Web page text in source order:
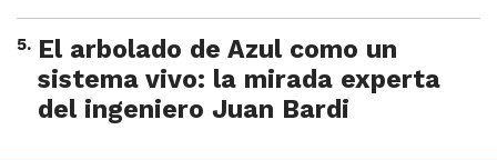
5. El arbolado de Azul como un
sistema vivo: la mirada experta
del ingeniero Juan Bardi